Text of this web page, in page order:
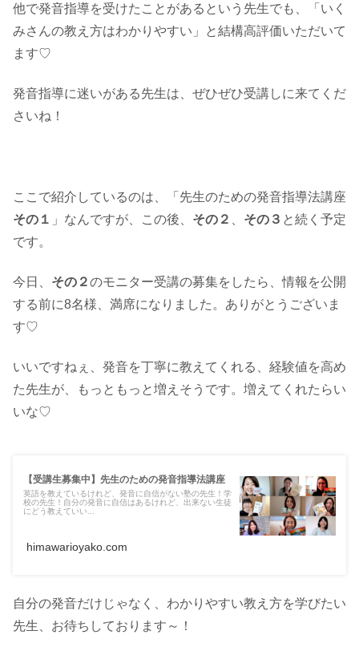
他で発音指導を受けたことがあるという先生でも、「いく
みさんの教え方はわかりやすい」と結構高評価いただいて
ます♡
発音指導に迷いがある先生は、ぜひぜひ受講しに来てくだ
さいね！
ここで紹介しているのは、「先生のための発音指導法講座
その１ 」なんですが、この後、 その２ その３ と続く予定
です。
今日、 その２のモニター受講の募集をしたら、情報を公開
する前に8名様、満席になりました。ありがとうございま
す♡
いいですねぇ、発音を丁寧に教えてくれる、経験値を高め
た先生が、もっともっと増えそうです。増えてくれたらい
いな♡
【受講生募集中】先生のための発音指導法講座
英語を教えているけれど、発音に自信がない塾の先生！学
校の先生！自分の発音に自信はあるけれど、出来ない生徒
にどう教えていい...
himawarioyako.com
自分の発音だけじゃなく、わかりやすい教え方を学びたい
先生、お待ちしております～！